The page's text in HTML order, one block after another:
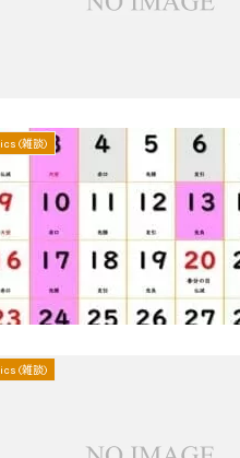
雑談)
雑談)